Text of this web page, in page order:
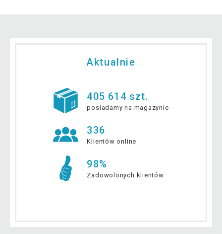
Aktualnie
405 614 szt.
posiadamy na magazynie
336
Klientów online
98%
Zadowolonych klientów